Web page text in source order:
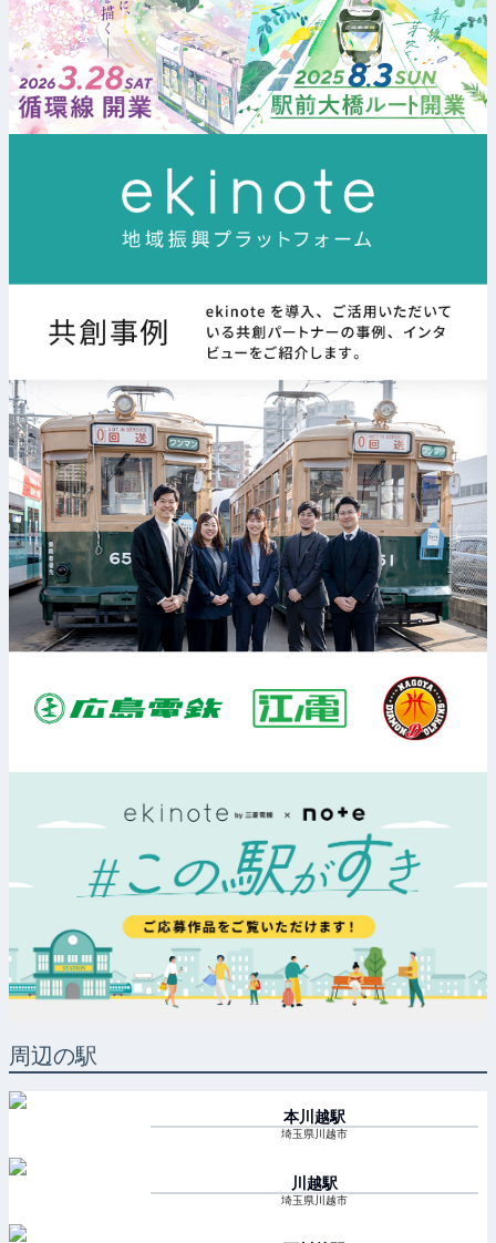
周辺の駅
本川越駅
埼玉県川越市
川越駅
埼玉県川越市